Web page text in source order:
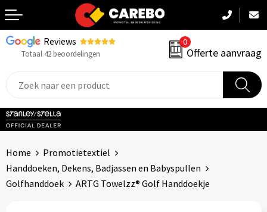
Reviews
Totaal 42 beoordelingen
0
Offerte aanvraag
Terug
Sportkleding
Caps, Mutsen & Sjaals
Home
Promotietextiel
Handdoeken, Dekens, Badjassen en Babyspullen
Golfhanddoek
ARTG Towelzz® Golf Handdoekje